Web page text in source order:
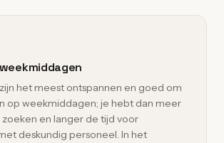
het meest ontspannen en goed om
op weekmiddagen; je hebt dan meer
en langer de tijd voor
deskundig personeel. In het